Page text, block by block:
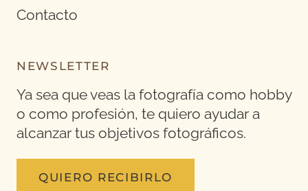
Contacto
NEWSLETTER
Ya sea que veas la fotografía como hobby
o como profesión, te quiero ayudar a
alcanzar tus objetivos fotográficos.
QUIERO RECIBIRLO